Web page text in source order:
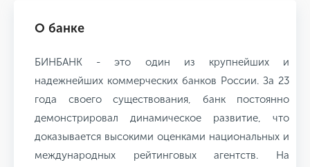
О банке
БИНБАНК - это один из крупнейших и
надежнейших коммерческих банков России. За 23
года своего существования, банк постоянно
демонстрировал динамическое развитие, что
доказывается высокими оценками национальных и
международных рейтинговых агентств. На